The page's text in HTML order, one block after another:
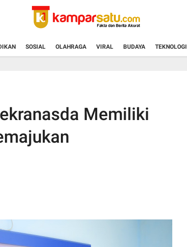
SOSIAL OLAHRAGA VIRAL BUDAYA TEKNOLOGI
Memiliki